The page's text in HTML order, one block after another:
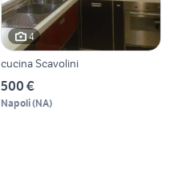
4
cucina Scavolini
500 €
Napoli(NA)